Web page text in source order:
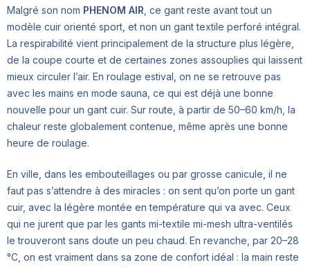
Malgré son nom PHENOM AIR , ce gant reste avant tout un
modèle cuir orienté sport, et non un gant textile perforé intégral.
La respirabilité vient principalement de la structure plus légère,
de la coupe courte et de certaines zones assouplies qui laissent
mieux circuler l’air. En roulage estival, on ne se retrouve pas
avec les mains en mode sauna, ce qui est déjà une bonne
nouvelle pour un gant cuir. Sur route, à partir de 50–60 km/h, la
chaleur reste globalement contenue, même après une bonne
heure de roulage.
En ville, dans les embouteillages ou par grosse canicule, il ne
faut pas s’attendre à des miracles : on sent qu’on porte un gant
cuir, avec la légère montée en température qui va avec. Ceux
qui ne jurent que par les gants mi-textile mi-mesh ultra-ventilés
le trouveront sans doute un peu chaud. En revanche, par 20–28
°C, on est vraiment dans sa zone de confort idéal : la main reste